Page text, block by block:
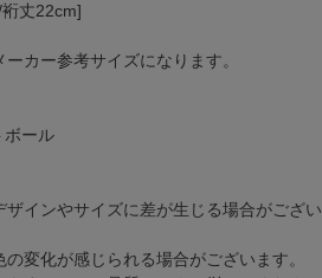
丈22cm]
カー参考サイズになります。
ボール
ザインやサイズに差が生じる場合がござい
変化が感じられる場合がございます。